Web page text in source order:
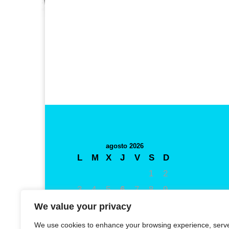
We value your privacy
We use cookies to enhance your browsing experience,
agosto 2026
L M X J V S
D
1
2
3
4 5 6 7 8
9
10 11 12 13
17
21